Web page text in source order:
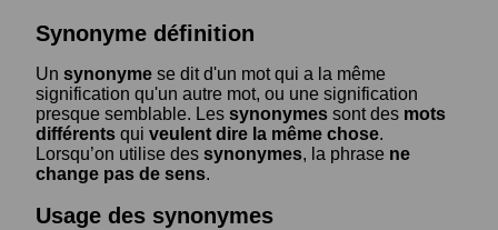
Synonyme définition
Un synonyme se dit d'un mot qui a la même
signification qu'un autre mot, ou une signification
presque semblable. Les synonymes sont des mots
différents qui veulent dire la même chose.
Lorsqu’on utilise des synonymes, la phrase ne
change pas de sens.
Usage des synonymes